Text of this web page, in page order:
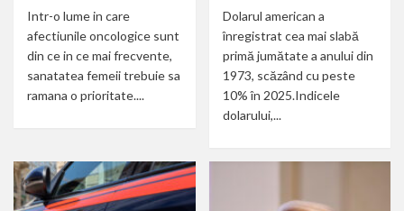
Intr-o lume in care
afectiunile oncologice sunt
din ce in ce mai frecvente,
sanatatea femeii trebuie sa
ramana o prioritate....
Dolarul american a
înregistrat cea mai slabă
primă jumătate a anului din
1973, scăzând cu peste
10% în 2025.Indicele
dolarului,...